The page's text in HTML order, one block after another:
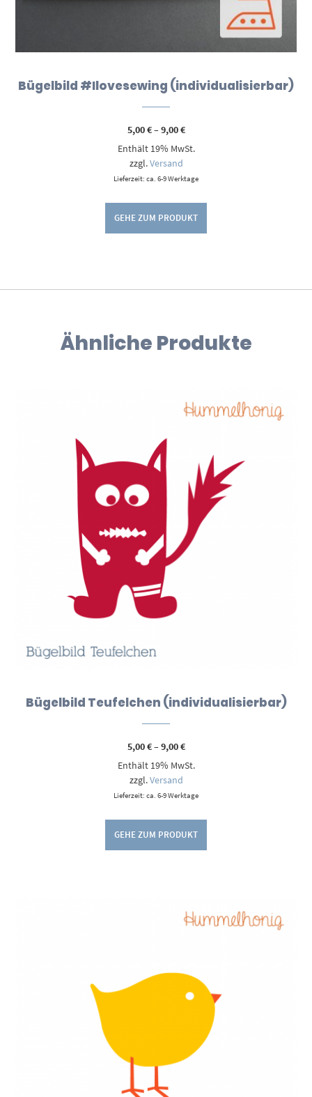
Bügelbild #Ilovesewing (individualisierbar)
5,00€–9,00€Preisspanne:
bis
Enthält 19% MwSt.
zzgl.Versand
Lieferzeit: ca. 6-9 Werktage
GEHE ZUM PRODUKT
Ähnliche Produkte
Bügelbild Teufelchen (individualisierbar)
5,00€–9,00€Preisspanne:
bis
Enthält 19% MwSt.
zzgl.Versand
Lieferzeit: ca. 6-9 Werktage
GEHE ZUM PRODUKT